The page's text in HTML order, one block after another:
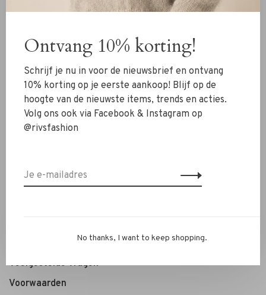
Schoenen
Sieraden
Accessoires
SALE
Contact
Personal Styling / Private Shopping
Veelgestelde vragen
Voorwaarden
Ontvang 10% korting!
Schrijf je nu in voor de nieuwsbrief en ontvang
10% korting op je eerste aankoop! Blijf op de
hoogte van de nieuwste items, trends en acties.
Volg ons ook via Facebook & Instagram op
@rivsfashion
No thanks, I want to keep shopping.